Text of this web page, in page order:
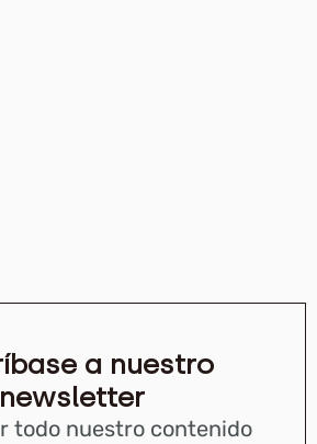
a nuestro
newsletter
todo nuestro contenido